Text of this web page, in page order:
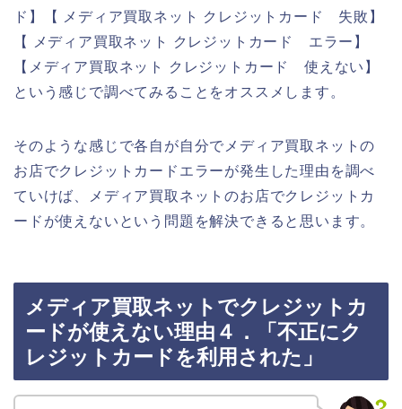
ド】【 メディア買取ネット クレジットカード 失敗】
【 メディア買取ネット クレジットカード エラー】
【メディア買取ネット クレジットカード 使えない】
という感じで調べてみることをオススメします。
そのような感じで各自が自分でメディア買取ネットの
お店でクレジットカードエラーが発生した理由を調べ
ていけば、メディア買取ネットのお店でクレジットカ
ードが使えないという問題を解決できると思います。
メディア買取ネットでクレジットカ
ードが使えない理由４．「不正にク
レジットカードを利用された」